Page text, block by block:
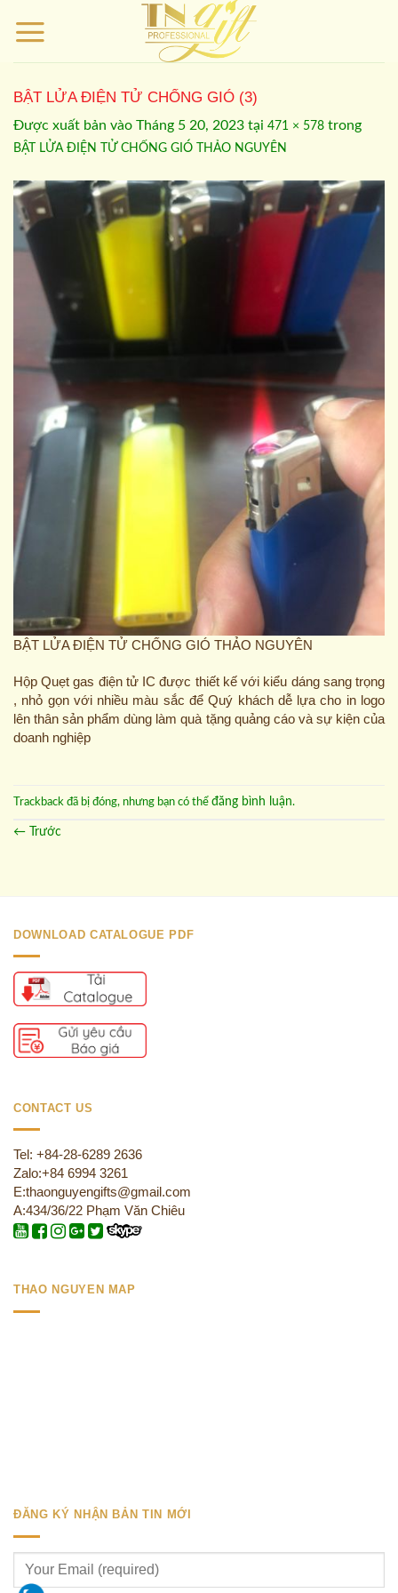
qua
BẬT LỬA ĐIỆN TỬ CHỐNG GIÓ (3)
Được xuất bản vào Tháng 5 20, 2023 tại 471 × 578 trong
BẬT LỬA ĐIỆN TỬ CHỐNG GIÓ THẢO NGUYÊN
BẬT LỬA ĐIỆN TỬ CHỐNG GIÓ THẢO NGUYÊN
Hộp Quẹt gas điện tử IC được thiết kế với kiểu dáng sang trọng
, nhỏ gọn với nhiều màu sắc để Quý khách dễ lựa cho in logo
lên thân sản phẩm dùng làm quà tặng quảng cáo và sự kiện của
doanh nghiệp
Trackback đã bị đóng, nhưng bạn có thể đăng bình luận.
← Trước
DOWNLOAD CATALOGUE PDF
CONTACT US
Tel: +84-28-6289 2636
Zalo:+84 6994 3261
E:thaonguyengifts@gmail.com
A:434/36/22 Phạm Văn Chiêu
THAO NGUYEN MAP
ĐĂNG KÝ NHẬN BẢN TIN MỚI